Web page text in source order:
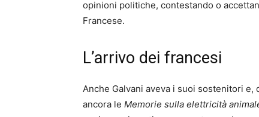
opinioni politiche, contestando o
Francese.
L’arrivo dei francesi
Anche Galvani aveva i suoi sostenitori
ancora le Memorie sulla elettricità